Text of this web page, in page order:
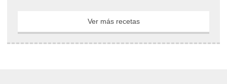
Ver más recetas